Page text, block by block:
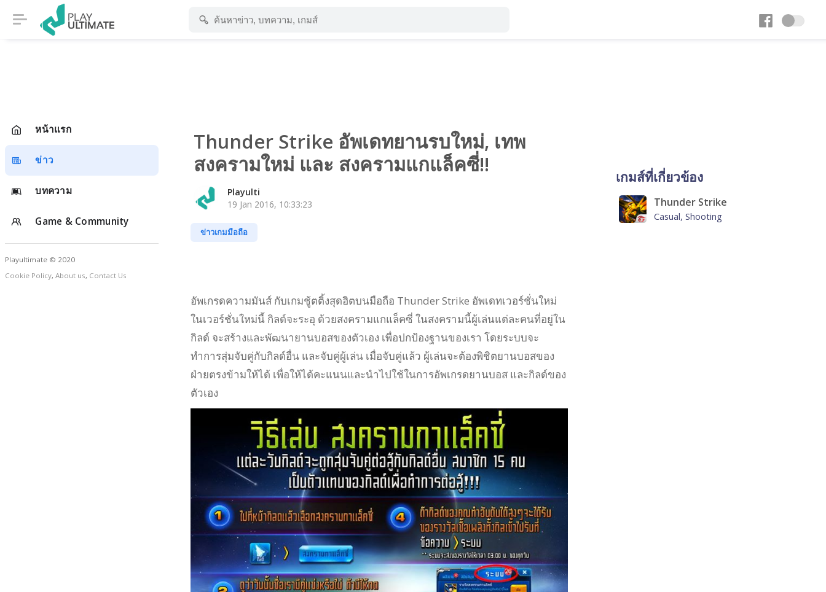
หน้าแรก
ข่าว
บทความ
Game & Community
Playultimate © 2020
Cookie Policy, About us, Contact Us
Thunder Strike อัพเดทยานรบใหม่, เทพ
สงครามใหม่ และ สงครามแกแล็คซี่!!
Playulti
19 Jan 2016, 10:33:23
ข่าวเกมมือถือ
อัพเกรดความมันส์ กับเกมชู้ตติ้งสุดฮิตบนมือถือ Thunder Strike อัพเดทเวอร์ชั่นใหม่
ในเวอร์ชั่นใหม่นี้ กิลด์จะระอุ ด้วยสงครามแกแล็คซี่ ในสงครามนี้ผู้เล่นแต่ละคนที่อยู่ใน
กิลด์ จะสร้างและพัฒนายานบอสของตัวเอง เพื่อปกป้องฐานของเรา โดยระบบจะ
ทำการสุ่มจับคู่กับกิลด์อื่น และจับคู่ผู้เล่น เมื่อจับคู่แล้ว ผู้เล่นจะต้องพิชิตยานบอสของ
ฝ่ายตรงข้ามให้ได้ เพื่อให้ได้คะแนนและนำไปใช้ในการอัพเกรดยานบอส และกิลด์ของ
ตัวเอง
เกมส์ที่เกี่ยวข้อง
Thunder Strike
Casual, Shooting